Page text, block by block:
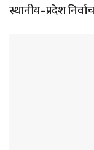
स्थानीय–प्रदेश